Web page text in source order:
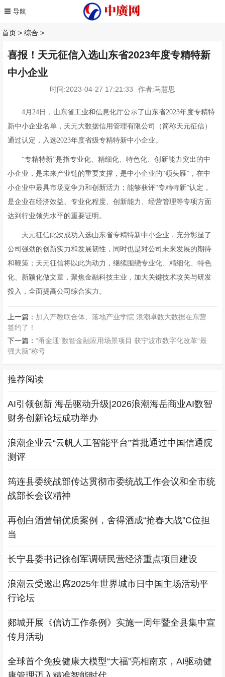
首页 >综合 >
喜报！天元征信入选山东省2023年度专精特新
中小企业
时间:2023-04-27 17:21:33 作者:马慧思
4月24日，山东省工业和信息化厅公示了山东省2023年度专精特
新中小企业名单，天元大数据信用管理有限公司（简称天元征信）
通过认定，入选2023年度省级专精特新中小企业。
“专精特新”是指专业化、精细化、特色化、创新能力突出的中
小企业，是未来产业链的重要支撑，是中小企业的“领头雁”，在中
小企业中最具市场竞争力和创新活力；能够获评“专精特新”认定，
是企业在经济效益、专业化程度、创新能力、经营管理等专项方面
达到行业领先水平的重要证明。
天元征信此次成功入选山东省专精特新中小企业，充分彰显了
公司强劲的创新实力和发展韧性，同时也是对公司未来发展的期待
和鞭策；天元征信将以此为动力，继续围绕专业化、精细化、特色
化、新颖化做文章，聚焦金融科技主业，加大关键技术攻关与研发
投入，全面提高公司综合实力。
上一篇： 加入产教联合体、落地产业学院 浪潮卓数大数据在东营
签约了！
下一篇：“甬金通”数智金融应用场景项目 获宁波市数字化改革“最
强大脑”称号
推荐阅读
AI引领创新 海岳驱动升级|2026浪潮海岳商业AI数智
财务创新论坛成功举办
浪潮企业云“云帆人工智能平台”首批通过中国信通院
测评
筠连县委统战部传达贯彻市委统战工作会议和全市统
战部长会议精神
再创白酒营销优质案例，舍得酒成“抢春大战”C位担
当
长宁县委书记徐创军调研民营经济重点项目建设
浪潮云受邀出席2025年世界城市日中国主场活动平
行论坛
郯城开展《信访工作条例》实施一周年暨全县集中宣
传月活动
全球首个免疫健康大模型“大福”亮相南京，AI驱动健